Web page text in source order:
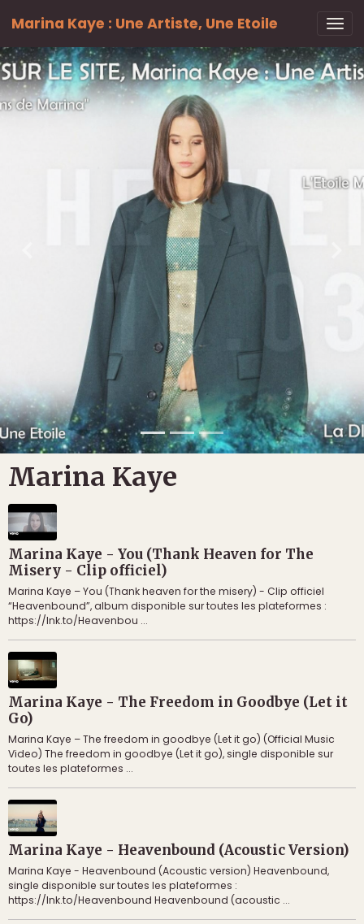
Marina Kaye : Une Artiste, Une Etoile
Marina Kaye
Marina Kaye - You (Thank Heaven for The
Misery - Clip officiel)
Marina Kaye – You (Thank heaven for the misery) - Clip officiel
“Heavenbound”, album disponible sur toutes les plateformes :
https://lnk.to/Heavenbou ...
Marina Kaye - The Freedom in Goodbye (Let it
Go)
Marina Kaye – The freedom in goodbye (Let it go) (Official Music
Video) The freedom in goodbye (Let it go), single disponible sur
toutes les plateformes ...
Marina Kaye - Heavenbound (Acoustic Version)
Marina Kaye - Heavenbound (Acoustic version) Heavenbound,
single disponible sur toutes les plateformes :
https://lnk.to/Heavenbound Heavenbound (acoustic ...